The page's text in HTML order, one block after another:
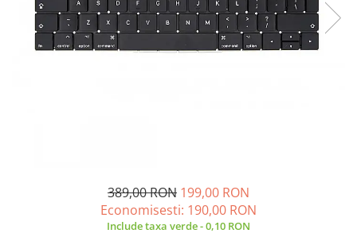
A2779 (M2 14” 2023)
A2918 (M3 14” 2023)
A2992 (M3 14” 2023)
A1369 (13” 2010-2011)
389,00 RON 199,00 RON
Economisesti: 190,00 RON
Include taxa verde - 0,10 RON